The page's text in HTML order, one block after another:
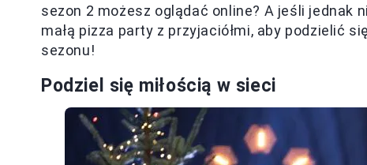
sezon 2 możesz oglądać online? A jeśli jednak
małą pizza party z przyjaciółmi, aby podzielić
sezonu!
Podziel się miłością w sieci